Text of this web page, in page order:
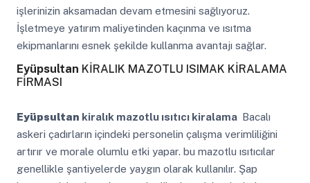
işlerinizin aksamadan devam etmesini sağlıyoruz.
İşletmeye yatırım maliyetinden kaçınma ve ısıtma
ekipmanlarını esnek şekilde kullanma avantajı sağlar.
Eyüpsultan KİRALIK MAZOTLU ISIMAK KİRALAMA
FİRMASI
Eyüpsultan kiralık mazotlu ısıtıcı kiralama Bacalı
askeri çadırların içindeki personelin çalışma verimliliğini
artırır ve morale olumlu etki yapar. bu mazotlu ısıtıcılar
genellikle şantiyelerde yaygın olarak kullanılır. Şap